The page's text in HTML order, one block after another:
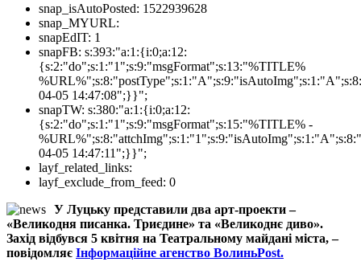
snap_isAutoPosted: 1522939628
snap_MYURL:
snapEdIT: 1
snapFB: s:393:"a:1:{i:0;a:12:
{s:2:"do";s:1:"1";s:9:"msgFormat";s:13:"%TITLE%
04-05 14:47:08";}}";
snapTW: s:380:"a:1:{i:0;a:12:
{s:2:"do";s:1:"1";s:9:"msgFormat";s:15:"%TITLE% -
04-05 14:47:11";}}";
layf_related_links:
layf_exclude_from_feed: 0
У Луцьку представили два арт-проекти –
«Великодня писанка. Триєдине» та «Великоднє диво».
Захід відбувся 5 квітня на Театральному майдані міста, –
повідомляє Інформаційне агенство ВолиньPost.